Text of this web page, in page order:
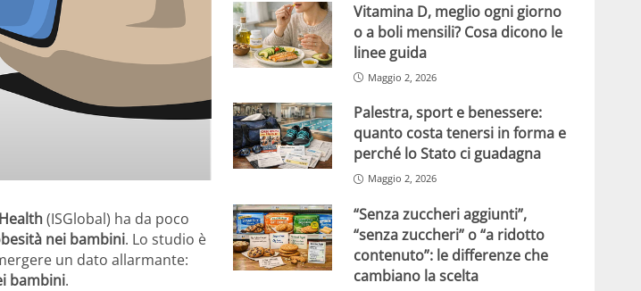
(ISGlobal) ha da poco
nei bambini. Lo studio è
un dato allarmante:
bambini.
Vitamina D, meglio ogni giorno
o a boli mensili? Cosa dicono le
linee guida
Maggio 2, 2026
Palestra, sport e benessere:
quanto costa tenersi in forma e
perché lo Stato ci guadagna
Maggio 2, 2026
“Senza zuccheri aggiunti”,
“senza zuccheri” o “a ridotto
contenuto”: le differenze che
cambiano la scelta